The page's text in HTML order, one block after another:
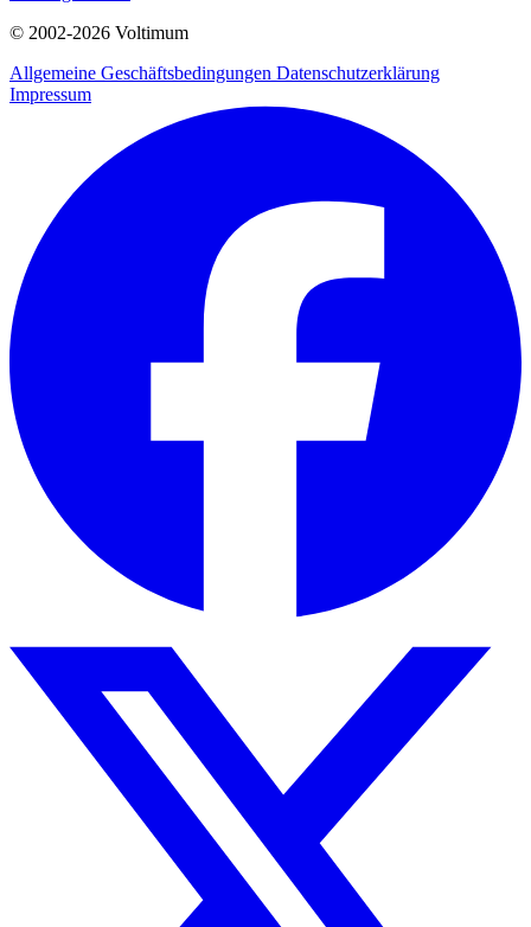
© 2002-2026 Voltimum
Allgemeine Geschäftsbedingungen Datenschutzerklärung
Impressum